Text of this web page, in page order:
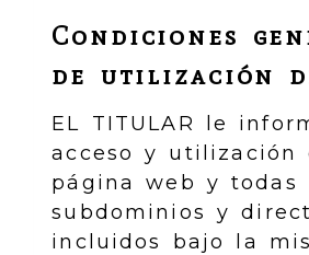
Condiciones
de utilización
EL TITULAR le
acceso y utilización
página web y todas
subdominios y
incluidos bajo la